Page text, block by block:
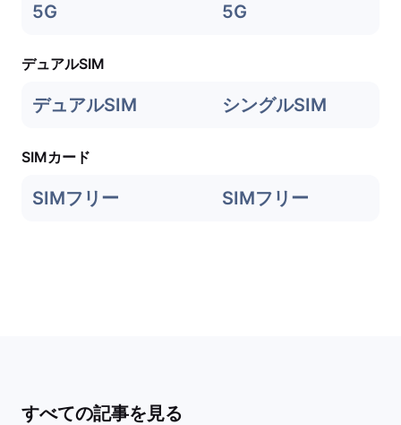
5G 5G
デュアルSIM
デュアルSIM シングルSIM
SIMカード
SIMフリー SIMフリー
すべての記事を見る